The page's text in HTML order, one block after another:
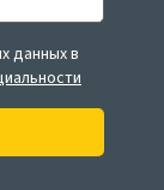
данных в